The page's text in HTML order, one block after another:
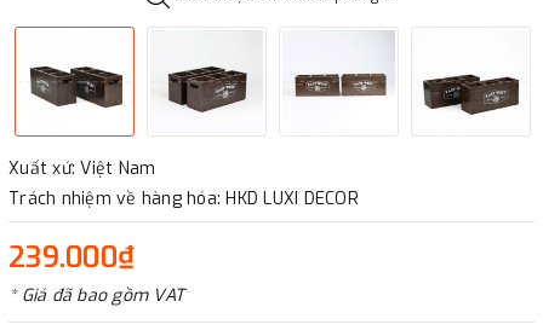
Xuất xứ: Việt Nam
Trách nhiệm về hàng hóa: HKD LUXI DECOR
239.000₫
* Giá đã bao gồm VAT